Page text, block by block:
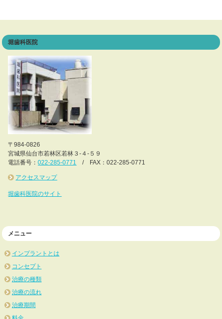
堀歯科医院
〒984-0826
宮城県仙台市若林区若林３-４-５９
電話番号：022-285-0771 / FAX：022-285-0771
アクセスマップ
堀歯科医院のサイト
メニュー
インプラントとは
コンセプト
治療の種類
治療の流れ
治療期間